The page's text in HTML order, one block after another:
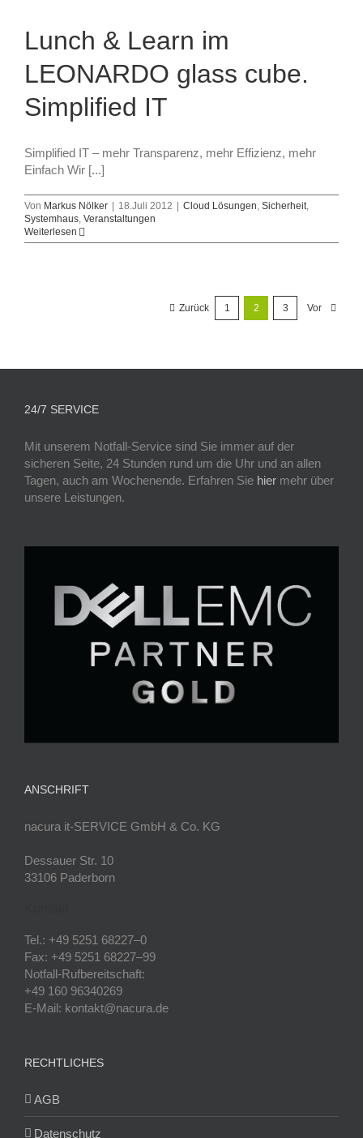
Lunch & Learn im
LEONARDO glass cube.
Simplified IT
Simplified IT – mehr Transparenz, mehr Effizienz, mehr
Einfach Wir [...]
Von Markus Nölker 18.Juli 2012 Cloud Lösungen, Sicherheit,
Systemhaus, Veranstaltungen
Weiterlesen
Zurück 1 2 3 Vor
24/7 SERVICE
Mit unserem Notfall-Service sind Sie immer auf der
sicheren Seite, 24 Stunden rund um die Uhr und an allen
Tagen, auch am Wochenende. Erfahren Sie hier mehr über
unsere Leistungen.
ANSCHRIFT
nacura it-SERVICE GmbH & Co. KG
Dessauer Str. 10
33106 Paderborn
Tel.: +49 5251 68227–0
Fax: +49 5251 68227–99
Notfall-Rufbereitschaft:
+49 160 96340269
E-Mail: kontakt@nacura.de
RECHTLICHES
AGB
Datenschutz